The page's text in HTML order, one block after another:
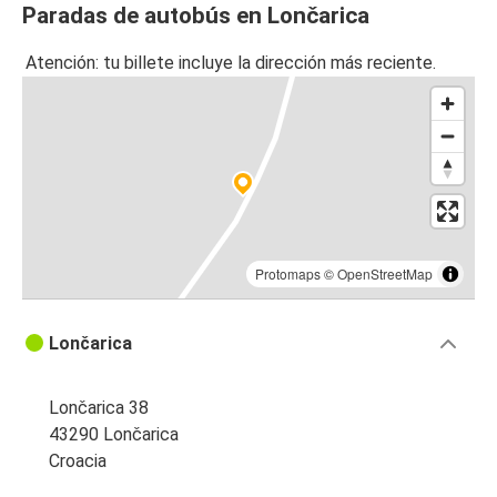
Paradas de autobús en Lončarica
Atención: tu billete incluye la dirección más reciente.
Protomaps©OpenStreetMap
Lončarica
Lončarica 38
43290 Lončarica
Croacia